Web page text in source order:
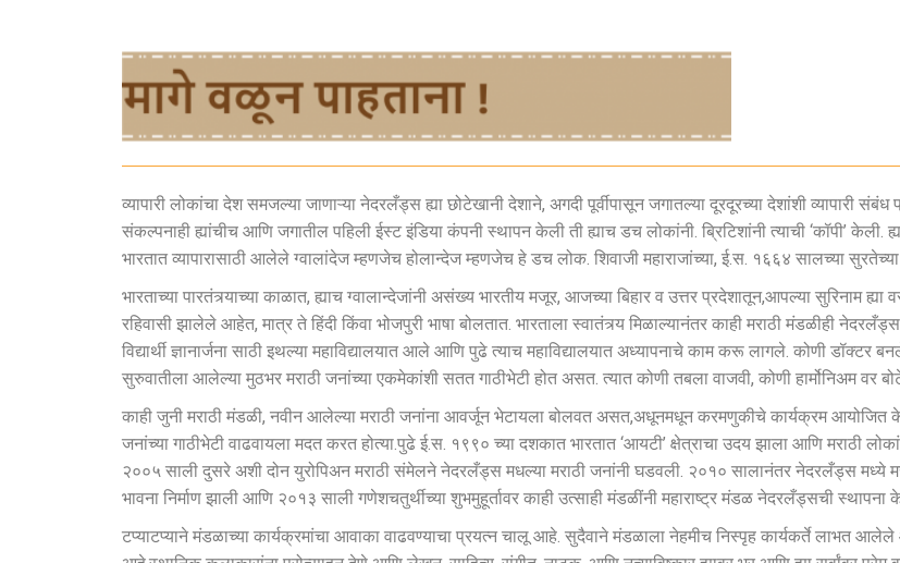
व्यापारी लोकांचा देश समजल्या जाणाऱ्या नेदरलँड्स ह्या छोटेखानी देशाने, अगदी पूर्वीपासून जगातल्या दूरदूरच्या देशांशी व्यापारी
संकल्पनाही ह्यांचीच आणि जगातील पहिली ईस्ट इंडिया कंपनी स्थापन केली ती ह्याच डच लोकांनी. ब्रिटिशांनी त्याची ‘कॉपी’
भारतात व्यापारासाठी आलेले ग्वालांदेज म्हणजेच होलान्देज म्हणजेच हे डच लोक. शिवाजी महाराजांच्या, ई.स. १६६४ सालच्या सुरतेच्या
भारताच्या पारतंत्र्याच्या काळात, ह्याच ग्वालान्देजांनी असंख्य भारतीय मजूर, आजच्या बिहार व उत्तर प्रदेशातून,आपल्या
रहिवासी झालेले आहेत, मात्र ते हिंदी किंवा भोजपुरी भाषा बोलतात. भारताला स्वातंत्र्य मिळाल्यानंतर काही मराठी मंडळीही
विद्यार्थी ज्ञानार्जना साठी इथल्या महाविद्यालयात आले आणि पुढे त्याच महाविद्यालयात अध्यापनाचे काम करू लागले. कोणी
सुरुवातीला आलेल्या मुठभर मराठी जनांच्या एकमेकांशी सतत गाठीभेटी होत असत. त्यात कोणी तबला वाजवी, कोणी हार्मोनिअम वर
काही जुनी मराठी मंडळी, नवीन आलेल्या मराठी जनांना आवर्जून भेटायला बोलवत असत,अधूनमधून करमणुकीचे कार्यक्रम
जनांच्या गाठीभेटी वाढवायला मदत करत होत्या.पुढे ई.स. १९९० च्या दशकात भारतात ‘आयटी’ क्षेत्राचा उदय झाला आणि
२००५ साली दुसरे अशी दोन युरोपिअन मराठी संमेलने नेदरलँड्स मधल्या मराठी जनांनी घडवली. २०१० सालानंतर नेदरलँड्स
भावना निर्माण झाली आणि २०१३ साली गणेशचतुर्थीच्या शुभमुहूर्तावर काही उत्साही मंडळींनी महाराष्ट्र मंडळ नेदरलँड्सची स्थापना
टप्याटप्याने मंडळाच्या कार्यक्रमांचा आवाका वाढवण्याचा प्रयत्न चालू आहे. सुदैवाने मंडळाला नेहमीच निस्पृह कार्यकर्ते लाभत